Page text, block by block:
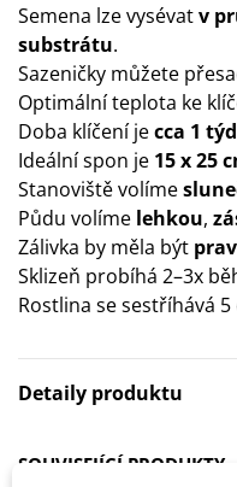
Semena lze vysévatv
substrátu.
Sazeničky můžete
Optimální teplota ke
Doba klíčení jecca 1
Ideální spon je 15 x 25
Stanoviště volíme
Půdu volíme lehkou,
Zálivka by měla být
Sklizeň probíhá 2–3x
Rostlina se sestříhává
Detaily produktu
SOUVISEJÍCÍ PRODUKTY